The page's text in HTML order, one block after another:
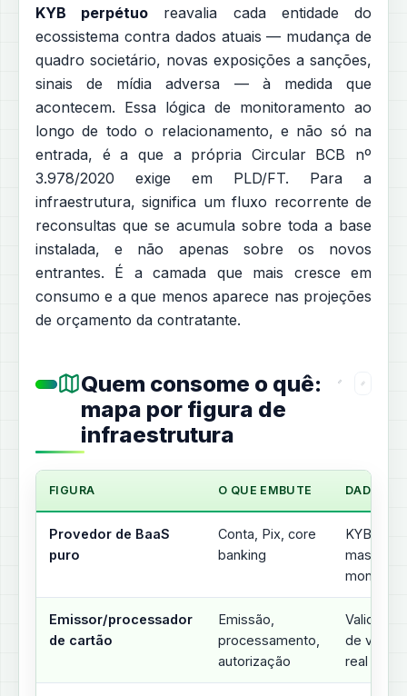
KYB perpétuo reavalia cada entidade do
ecossistema contra dados atuais — mudança de
quadro societário, novas exposições a sanções,
sinais de mídia adversa — à medida que
acontecem. Essa lógica de monitoramento ao
longo de todo o relacionamento, e não só na
entrada, é a que a própria Circular BCB nº
3.978/2020 exige em PLD/FT. Para a
infraestrutura, significa um fluxo recorrente de
reconsultas que se acumula sobre toda a base
instalada, e não apenas sobre os novos
entrantes. É a camada que mais cresce em
consumo e a que menos aparece nas projeções
de orçamento da contratante.
Quem consome o quê:
mapa por figura de
infraestrutura
FIGURA O QUE EMBUTE DADO
Provedor de BaaS
puro
Conta, Pix, core
banking
KYB da
massa
Emissor/processador
de cartão
Emissão,
processamento,
autorização
de vida,
real